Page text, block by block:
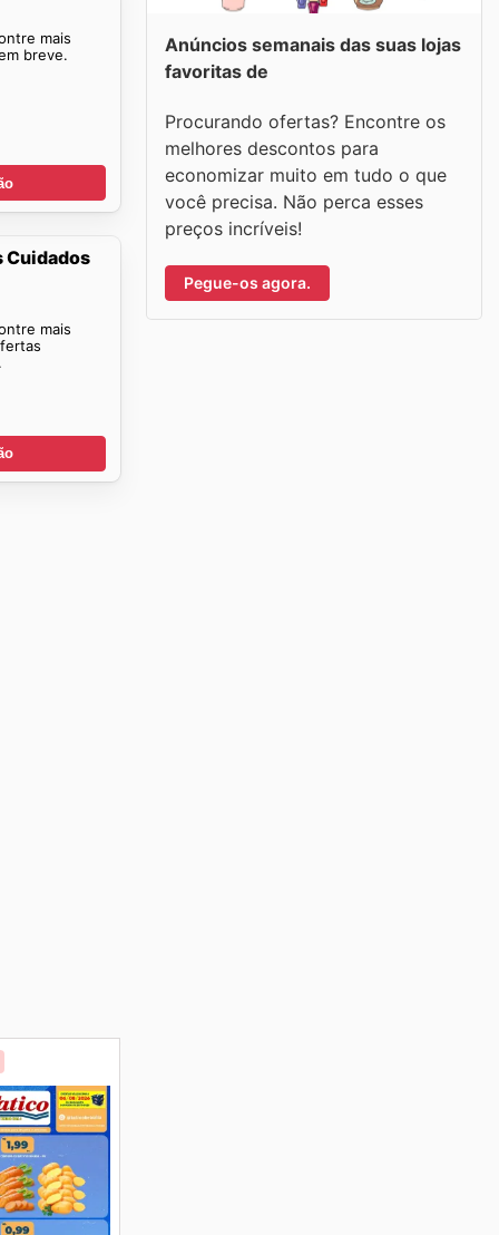
mais
breve.
Cuidados
mais
Anúncios semanais das suas lojas
favoritas de
Procurando ofertas? Encontre os
melhores descontos para
economizar muito em tudo o que
você precisa. Não perca esses
preços incríveis!
Pegue-os agora.